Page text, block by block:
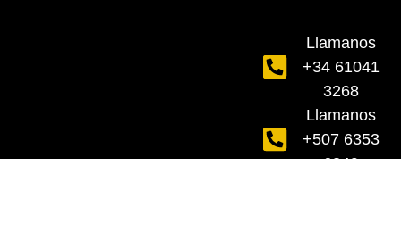
Llamanos
+34 61041
3268
Llamanos
+507 6353
6349